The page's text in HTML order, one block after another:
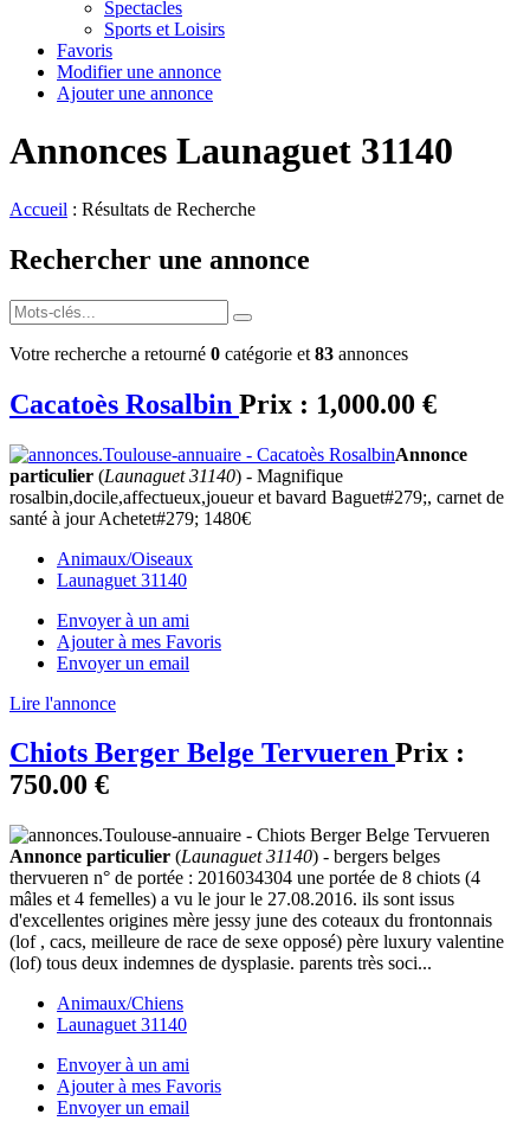
Spectacles
Sports et Loisirs
Favoris
Modifier une annonce
Ajouter une annonce
Annonces Launaguet 31140
Accueil : Résultats de Recherche
Rechercher une annonce
Votre recherche a retourné 0 catégorie et 83 annonces
Cacatoès Rosalbin Prix : 1,000.00 €
Annonce
particulier (Launaguet 31140) - Magnifique
rosalbin,docile,affectueux,joueur et bavard Baguet#279;, carnet de
santé à jour Achetet#279; 1480€
Animaux/Oiseaux
Launaguet 31140
Envoyer à un ami
Ajouter à mes Favoris
Envoyer un email
Lire l'annonce
Chiots Berger Belge Tervueren Prix :
750.00 €
Annonce particulier (Launaguet 31140) - bergers belges
thervueren n° de portée : 2016034304 une portée de 8 chiots (4
mâles et 4 femelles) a vu le jour le 27.08.2016. ils sont issus
d'excellentes origines mère jessy june des coteaux du frontonnais
(lof , cacs, meilleure de race de sexe opposé) père luxury valentine
(lof) tous deux indemnes de dysplasie. parents très soci...
Animaux/Chiens
Launaguet 31140
Envoyer à un ami
Ajouter à mes Favoris
Envoyer un email